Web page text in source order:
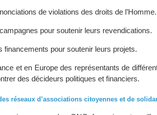
de violations des droits de l’Homme.
pour soutenir leurs revendications.
financements pour soutenir leurs projets.
et en Europe des représentants de
des décideurs politiques et financiers.
réseaux d’associations citoyennes et de